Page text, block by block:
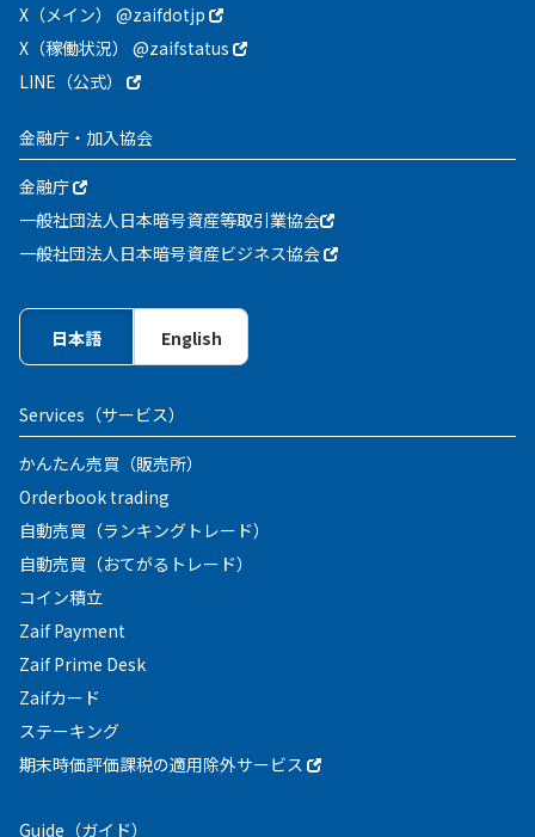
X（メイン） @zaifdotjp
X（稼働状況） @zaifstatus
LINE（公式）
金融庁・加入協会
金融庁
一般社団法人日本暗号資産等取引業協会
一般社団法人日本暗号資産ビジネス協会
日本語 English
Services （サービス）
かんたん売買（販売所）
Orderbook trading
自動売買（ランキングトレード）
自動売買（おてがるトレード）
コイン積立
Zaif Payment
Zaif Prime Desk
Zaifカード
ステーキング
期末時価評価課税の適用除外サービス
Guide （ガイド）